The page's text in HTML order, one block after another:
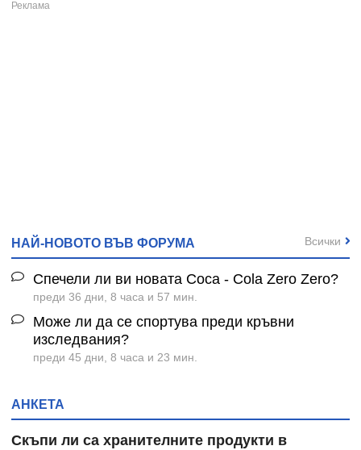
НАЙ-НОВОТО ВЪВ ФОРУМА
Спечели ли ви новата Coca - Cola Zero Zero?
преди 36 дни, 8 часа и 57 мин.
Може ли да се спортува преди кръвни
изследвания?
преди 45 дни, 8 часа и 23 мин.
Всички
АНКЕТА
Скъпи ли са хранителните продукти в